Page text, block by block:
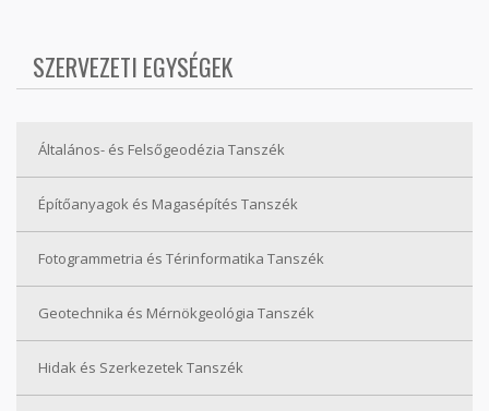
SZERVEZETI EGYSÉGEK
Általános- és Felsőgeodézia Tanszék
Építőanyagok és Magasépítés Tanszék
Fotogrammetria és Térinformatika Tanszék
Geotechnika és Mérnökgeológia Tanszék
Hidak és Szerkezetek Tanszék